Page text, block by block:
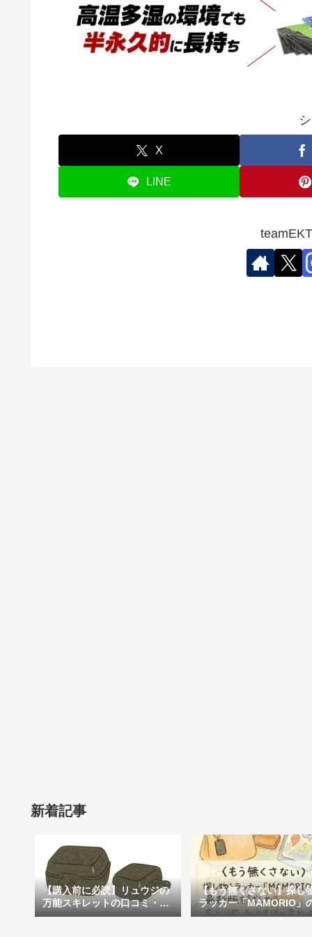
X
LINE
新着記事
【購入前に必読】リュウジの
万能スキレットの口コミ・評
判まとめ｜後悔しないための
【もう無くさない】探し
ラッカー「MAMORIO」
新版を試したら、忘れっ